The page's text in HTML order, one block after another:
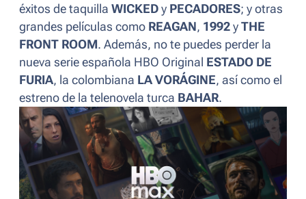
éxitos de taquilla WICKED y PECADORES; y otras
grandes películas como REAGAN, 1992 y THE
FRONT ROOM. Además, no te puedes perder la
nueva serie española HBO Original ESTADO DE
FURIA, la colombiana LA VORÁGINE, así como el
estreno de la telenovela turca BAHAR.